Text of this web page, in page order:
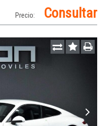
Precio: Consultar